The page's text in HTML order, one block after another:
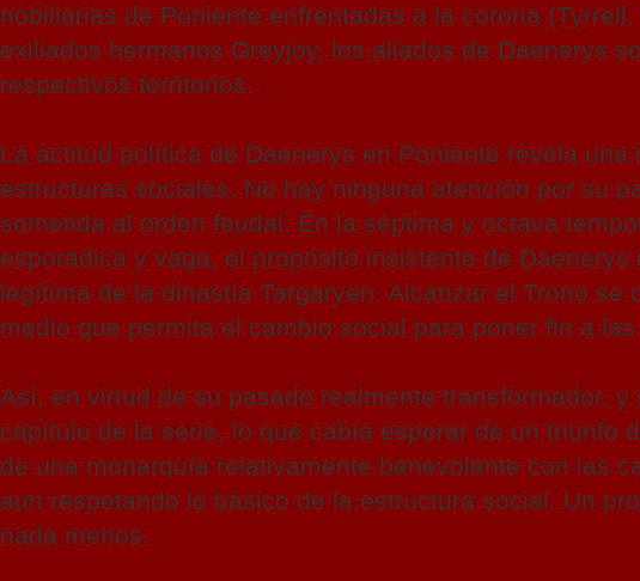
nobiliarias de Poniente enfrentadas a la corona
exiliados hermanos Greyjoy, los aliados de Daenerys
respectivos territorios.
La actitud política de Daenerys en Poniente revela
estructuras sociales. No hay ninguna atención por su
sometida al orden feudal. En la séptima y octava
esporádica y vaga, el propósito insistente de
legítima de la dinastía Targaryen. Alcanzar el Trono
medio que permita el cambio social para poner fin a
Así, en virtud de su pasado realmente transformador,
capítulo de la serie, lo que cabía esperar de un triunfo
de una monarquía relativamente benevolente con las
aun respetando lo básico de la estructura social. Un
nada menos.